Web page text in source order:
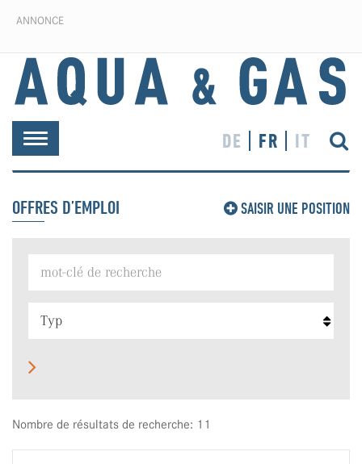
ANNONCE
Toggle
navigation
DE FR IT
OFFRES D’EMPLOI SAISIR UNE POSITION
Nombre de résultats de recherche: 11